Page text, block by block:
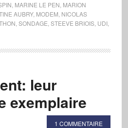
MARINE LE PEN MARION
AUBRY, MODEM NICOLAS
SONDAGE STEEVE BRIOIS, UDI,
leur
exemplaire
1 COMMENTAIRE